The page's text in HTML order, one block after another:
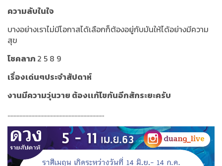
ความลับในใจ
บางอย่างเราไม่มีโอกาสได้เลือกก็ต้องอยู่กับมันให้ได้อย่างมีความ
สุข
โชคลาภ 2 5 8 9
เรื่องเด่นๆประจำสัปดาห์
งานมีความวุ่นวาย ต้องเเก้ไขกันอีกสักระยะครับ
.................................................................